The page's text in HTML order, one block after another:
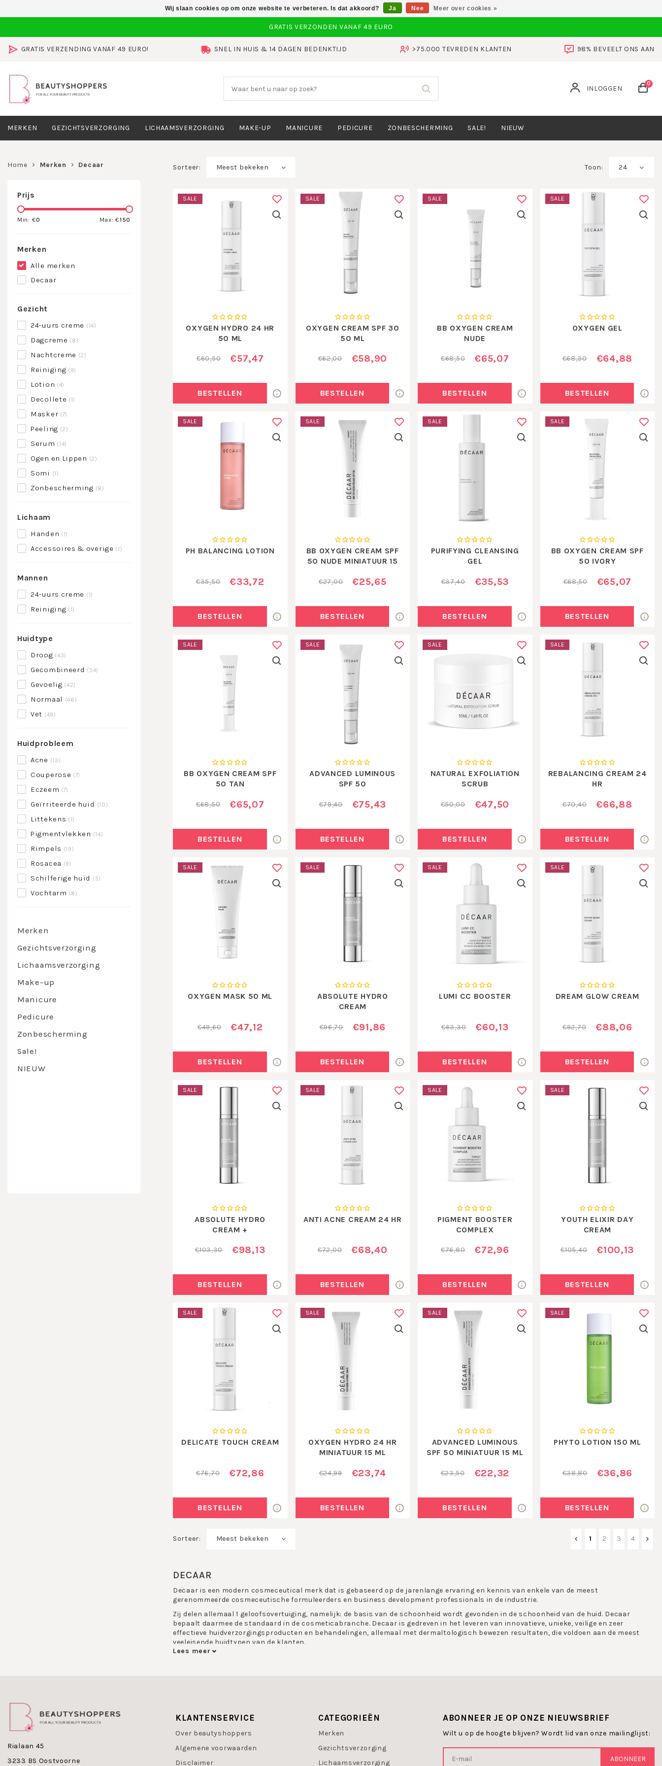
GRATIS VERZENDING VANAF 49 EURO! SNEL IN HUIS & 14 DAGEN BEDENKTIJD >75.000 TEVREDEN KLANTEN 98% BEVEELT ONS AAN
INLOGGEN
0
MERKEN GEZICHTSVERZORGING LICHAAMSVERZORGING MAKE-UP MANICURE PEDICURE ZONBESCHERMING SALE! NIEUW
Home Merken Decaar
Prijs
Min: €0 Max: €150
Merken
Alle merken
Decaar
Gezicht
24-uurs creme (14)
Dagcreme (8)
Nachtcreme (2)
Reiniging (9)
Lotion (4)
Decollete (1)
Masker (7)
Peeling (2)
Serum (14)
Ogen en Lippen (2)
Somi (1)
Zonbescherming (8)
Lichaam
Handen (1)
Accessoires & overige (1)
Mannen
24-uurs creme (1)
Reiniging (1)
Huidtype
Droog (43)
Gecombineerd (54)
Gevoelig (42)
Normaal (46)
Vet (49)
Huidprobleem
Acne (13)
Couperose (7)
Eczeem (7)
Geïrriteerde huid (10)
Littekens (1)
Pigmentvlekken (14)
Rimpels (19)
Rosacea (9)
Schilferige huid (5)
Vochtarm (8)
Merken
Gezichtsverzorging
Lichaamsverzorging
Make-up
Manicure
Pedicure
Zonbescherming
Sale!
NIEUW
Sorteer: Meest bekeken Toon: 24
SALE
OXYGEN HYDRO 24 HR
50 ML
€60,50 €57,47
BESTELLEN
SALE
OXYGEN CREAM SPF 30
50 ML
€62,00 €58,90
BESTELLEN
SALE
BB OXYGEN CREAM
NUDE
€68,50 €65,07
BESTELLEN
SALE
OXYGEN GEL
€68,30 €64,88
BESTELLEN
SALE
PH BALANCING LOTION
€35,50 €33,72
BESTELLEN
SALE
BB OXYGEN CREAM SPF
50 NUDE MINIATUUR 15
€27,00 €25,65
BESTELLEN
SALE
PURIFYING CLEANSING
GEL
€37,40 €35,53
BESTELLEN
SALE
BB OXYGEN CREAM SPF
50 IVORY
€68,50 €65,07
BESTELLEN
SALE
BB OXYGEN CREAM SPF
50 TAN
€68,50 €65,07
BESTELLEN
SALE
ADVANCED LUMINOUS
SPF 50
€79,40 €75,43
BESTELLEN
SALE
NATURAL EXFOLIATION
SCRUB
€50,00 €47,50
BESTELLEN
SALE
REBALANCING CREAM 24
HR
€70,40 €66,88
BESTELLEN
SALE
OXYGEN MASK 50 ML
€49,60 €47,12
BESTELLEN
SALE
ABSOLUTE HYDRO
CREAM
€96,70 €91,86
BESTELLEN
SALE
LUMI CC BOOSTER
€63,30 €60,13
BESTELLEN
SALE
DREAM GLOW CREAM
€92,70 €88,06
BESTELLEN
SALE
ABSOLUTE HYDRO
CREAM +
€103,30 €98,13
BESTELLEN
SALE
ANTI ACNE CREAM 24 HR
€72,00 €68,40
BESTELLEN
SALE
PIGMENT BOOSTER
COMPLEX
€76,80 €72,96
BESTELLEN
SALE
YOUTH ELIXIR DAY
CREAM
€105,40 €100,13
BESTELLEN
SALE
DELICATE TOUCH CREAM
€76,70 €72,86
BESTELLEN
SALE
OXYGEN HYDRO 24 HR
MINIATUUR 15 ML
€24,99 €23,74
BESTELLEN
SALE
ADVANCED LUMINOUS
SPF 50 MINIATUUR 15 ML
€23,50 €22,32
BESTELLEN
SALE
PHYTO LOTION 150 ML
€38,80 €36,86
BESTELLEN
Sorteer: Meest bekeken 1 2 3 4
DECAAR
Decaar is een modern cosmeceutical merk dat is gebaseerd op de jarenlange ervaring en kennis van enkele van de meest
gerenommeerde cosmeceutische formuleerders en business development professionals in de industrie.
Zij delen allemaal 1 geloofsovertuiging, namelijk: de basis van de schoonheid wordt gevonden in de schoonheid van de huid. Decaar
bepaalt daarmee de standaard in de cosmeticabranche. Decaar is gedreven in het leveren van innovatieve, unieke, veilige en zeer
effectieve huidverzorgingsproducten en behandelingen, allemaal met dermaltologisch bewezen resultaten, die voldoen aan de meest
veeleisende huidtypen van de klanten.
Decaar produceert zeer effectieve producten die zijn afgestemd op iedere huidconditie en huidtype.
Dare to be Yourself.
Lees meer
Rialaan 45
3233 BS Oostvoorne
KLANTENSERVICE
Over beautyshoppers
Algemene voorwaarden
Disclaimer
CATEGORIEËN
Merken
Gezichtsverzorging
Lichaamsverzorging
ABONNEER JE OP ONZE NIEUWSBRIEF
Wilt u op de hoogte blijven? Wordt lid van onze mailinglijst:
ABONNEER
Wij slaan cookies op om onze website te verbeteren. Is dat akkoord? Ja Nee Meer over cookies »